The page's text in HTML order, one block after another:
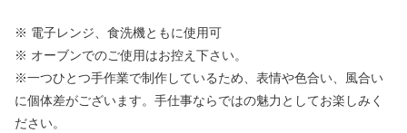
※ 電子レンジ、食洗機ともに使用可
※ オーブンでのご使用はお控え下さい。
※一つひとつ手作業で制作しているため、表情や色合い、風合い
に個体差がございます。手仕事ならではの魅力としてお楽しみく
ださい。